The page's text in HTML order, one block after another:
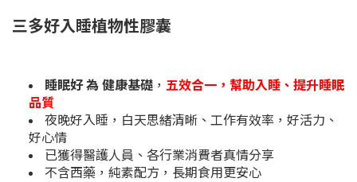
三多好入睡植物性膠囊
睡眠好 為 健康基礎 ， 五效合一，幫助入睡、提升睡眠
品質
夜晚好入睡，白天思緒清晰、工作有效率，好活力、
好心情
已獲得醫護人員、各行業消費者真情分享
不含西藥，純素配方，長期食用更安心